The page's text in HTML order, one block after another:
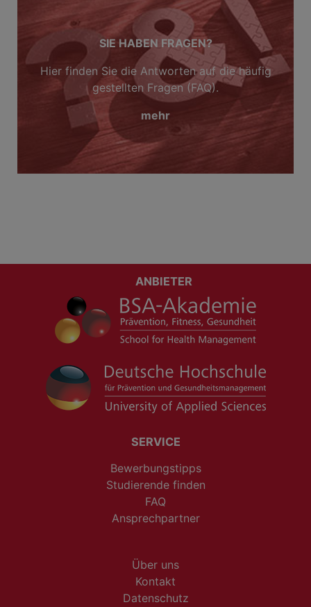
SIE HABEN FRAGEN?
Hier finden Sie die Antworten auf die häufig
gestellten Fragen (FAQ).
mehr
ANBIETER
SERVICE
Bewerbungstipps
Studierende finden
FAQ
Ansprechpartner
Über uns
Kontakt
Datenschutz